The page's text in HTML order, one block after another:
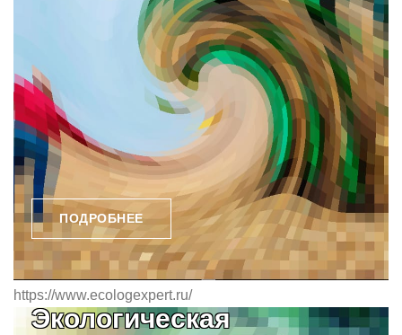
ПОДРОБНЕЕ
https://www.ecologexpert.ru/
Экологическая